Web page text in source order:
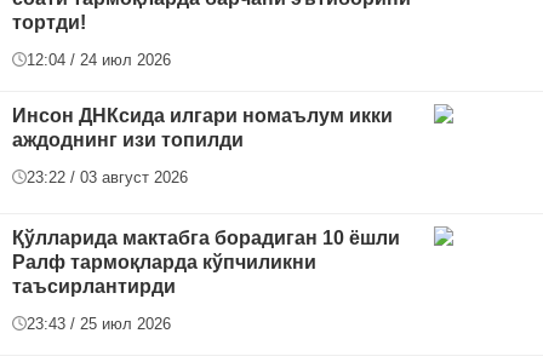
тортди!
12:04 / 24 июл 2026
Инсон ДНКсида илгари номаълум икки
аждоднинг изи топилди
23:22 / 03 август 2026
Қўлларида мактабга борадиган 10 ёшли
Ралф тармоқларда кўпчиликни
таъсирлантирди
23:43 / 25 июл 2026